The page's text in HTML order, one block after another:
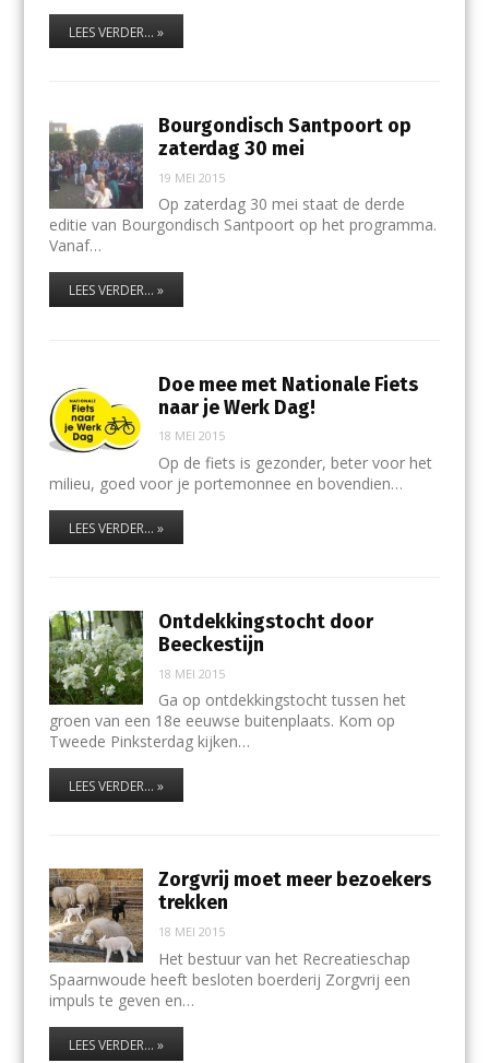
LEES VERDER... »
Bourgondisch Santpoort op
zaterdag 30 mei
19 MEI 2015
Op zaterdag 30 mei staat de derde
editie van Bourgondisch Santpoort op het programma.
Vanaf…
LEES VERDER... »
Doe mee met Nationale Fiets
naar je Werk Dag!
18 MEI 2015
Op de fiets is gezonder, beter voor het
milieu, goed voor je portemonnee en bovendien…
LEES VERDER... »
Ontdekkingstocht door
Beeckestijn
18 MEI 2015
Ga op ontdekkingstocht tussen het
groen van een 18e eeuwse buitenplaats. Kom op
Tweede Pinksterdag kijken…
LEES VERDER... »
Zorgvrij moet meer bezoekers
trekken
18 MEI 2015
Het bestuur van het Recreatieschap
Spaarnwoude heeft besloten boerderij Zorgvrij een
impuls te geven en…
LEES VERDER... »